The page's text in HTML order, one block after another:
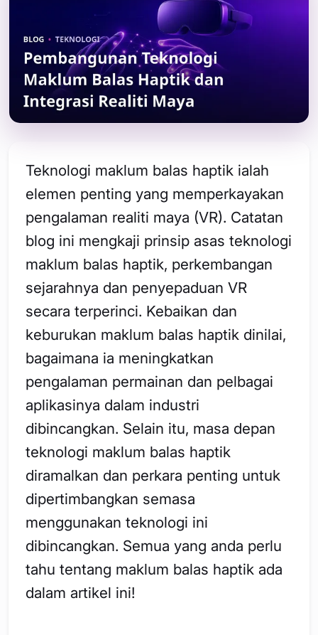
Teknologi maklum balas haptik ialah
elemen penting yang memperkayakan
pengalaman realiti maya (VR). Catatan
blog ini mengkaji prinsip asas teknologi
maklum balas haptik, perkembangan
sejarahnya dan penyepaduan VR
secara terperinci. Kebaikan dan
keburukan maklum balas haptik dinilai,
bagaimana ia meningkatkan
pengalaman permainan dan pelbagai
aplikasinya dalam industri
dibincangkan. Selain itu, masa depan
teknologi maklum balas haptik
diramalkan dan perkara penting untuk
dipertimbangkan semasa
menggunakan teknologi ini
dibincangkan. Semua yang anda perlu
tahu tentang maklum balas haptik ada
dalam artikel ini!